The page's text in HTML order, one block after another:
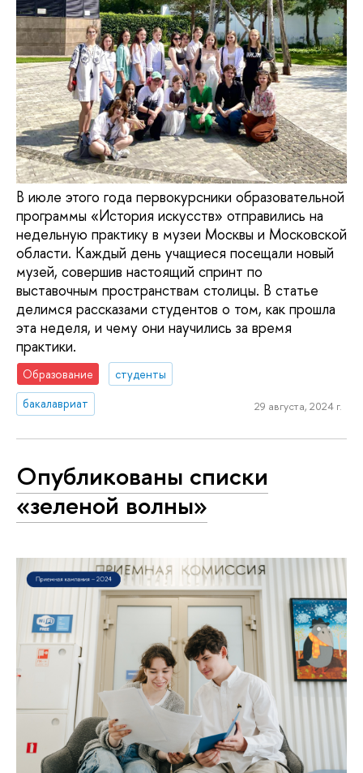
В июле этого года первокурсники образовательной
программы «История искусств» отправились на
недельную практику в музеи Москвы и Московской
области. Каждый день учащиеся посещали новый
музей, совершив настоящий спринт по
выставочным пространствам столицы. В статье
делимся рассказами студентов о том, как прошла
эта неделя, и чему они научились за время
практики.
Образование
студенты
бакалавриат
29 августа, 2024 г.
Опубликованы списки
«зеленой волны»